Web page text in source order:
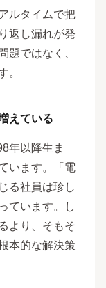
ルタイムで把
返し漏れが発
題ではなく、
。
えている
年以降生ま
います。「電
る社員は珍し
ています。し
より、そもそ
本的な解決策